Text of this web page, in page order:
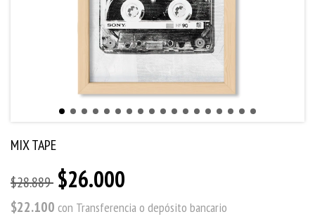
MIX TAPE
$28.889 $26.000
$22.100 con Transferencia o depósito bancario